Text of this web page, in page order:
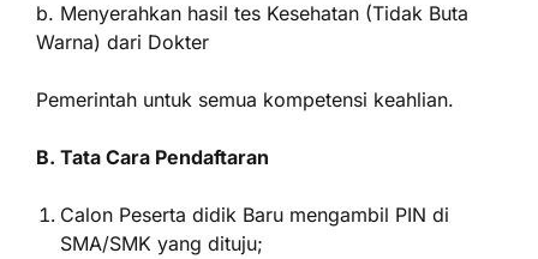
b. Menyerahkan hasil tes Kesehatan (Tidak Buta
Warna) dari Dokter
Pemerintah untuk semua kompetensi keahlian.
B. Tata Cara Pendaftaran
Calon Peserta didik Baru mengambil PIN di
SMA/SMK yang dituju;